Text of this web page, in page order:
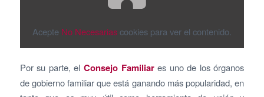
Acepte No Necesariascookies para ver el contenido.
Por su parte, el Consejo Familiares uno de los órganos
de gobierno familiar que está ganando más popularidad, en